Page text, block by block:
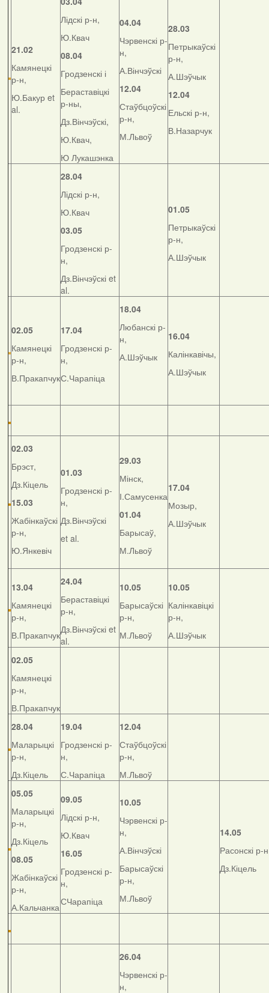
21.02
Камянецкі
р-н,
Ю.Бакур et
al.
Лідскі р-н,
Ю.Квач
08.04
Гродзенскі і
Бераставіцкі
р-ны,
Дз.Вінчэўскі,
Ю.Квач,
Ю Лукашэнка
04.04
Чэрвенскі р-
н,
А.Вінчэўскі
12.04
Стаўбцоўскі
р-н,
М.Львоў
28.03
Петрыкаўскі
р-н,
А.Шэўчык
12.04
Ельскі р-н,
В.Назарчук
28.04
Лідскі р-н,
Ю.Квач
03.05
Гродзенскі р-
н,
Дз.Вінчэўскі et
al.
01.05
Петрыкаўскі
р-н,
А.Шэўчык
02.05
Камянецкі
р-н,
В.Пракапчук
17.04
Гродзенскі р-
н,
С.Чарапіца
18.04
Любанскі р-
н,
А.Шэўчык
16.04
Калінкавічы,
А.Шэўчык
02.03
Брэст,
Дз.Кіцель
15.03
Жабінкаўскі
р-н,
Ю.Янкевіч
01.03
Гродзенскі р-
н,
Дз.Вінчэўскі
et al.
29.03
Мінск,
І.Самусенка
01.04
Барысаў,
М.Львоў
17.04
Мозыр,
А.Шэўчык
13.04
Камянецкі
р-н,
В.Пракапчук
24.04
Бераставіцкі
р-н,
Дз.Вінчэўскі et
al.
10.05
Барысаўскі
р-н,
М.Львоў
10.05
Калінкавіцкі
р-н,
А.Шэўчык
02.05
Камянецкі
р-н,
В.Пракапчук
28.04
Маларыцкі
р-н,
Дз.Кіцель
19.04
Гродзенскі р-
н,
С.Чарапіца
12.04
Стаўбцоўскі
р-н,
М.Львоў
05.05
Маларыцкі
р-н,
Дз.Кіцель
08.05
Жабінкаўскі
р-н,
А.Кальчанка
09.05
Лідскі р-н,
Ю.Квач
16.05
Гродзенскі р-
н,
СЧарапіца
10.05
Чэрвенскі р-
н,
А.Вінчэўскі
Барысаўскі
р-н,
М.Львоў
14.05
Расонскі р-
Дз.Кіцель
26.04
Чэрвенскі р-
н,